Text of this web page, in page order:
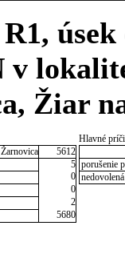
v
Žiar
Žarnovica
5612
5
0
0
2
5680
Hlavné
porušenie